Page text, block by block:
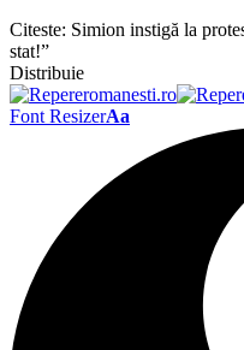
Citeste: Simion instigă la
stat!”
Distribuie
Font ResizerAa